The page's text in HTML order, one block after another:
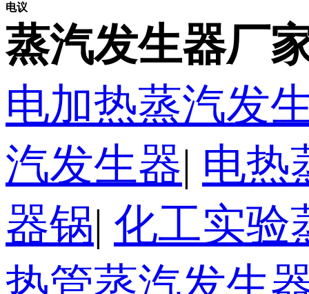
电议
蒸汽发生器厂
电加热蒸汽发
汽发生器| 电热
器锅| 化工实验